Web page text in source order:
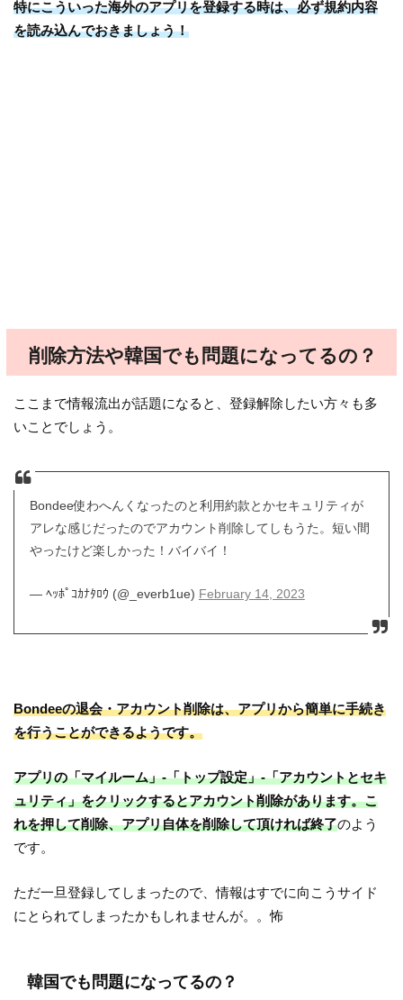
特にこういった海外のアプリを登録する時は、必ず規約内容
を読み込んでおきましょう！
削除方法や韓国でも問題になってるの？
ここまで情報流出が話題になると、登録解除したい方々も多
いことでしょう。
Bondee使わへんくなったのと利用約款とかセキュリティが
アレな感じだったのでアカウント削除してしもうた。短い間
やったけど楽しかった！バイバイ！
— ﾍｯﾎﾟｺｶﾅﾀﾛｳ (@_everb1ue) February 14, 2023
Bondeeの退会・アカウント削除は、アプリから簡単に手続き
を行うことができるようです。
アプリの「マイルーム」-「トップ設定」-「アカウントとセキ
ュリティ」をクリックするとアカウント削除があります。こ
れを押して削除、アプリ自体を削除して頂ければ終了のよう
です。
ただ一旦登録してしまったので、情報はすでに向こうサイド
にとられてしまったかもしれませんが。。怖
韓国でも問題になってるの？